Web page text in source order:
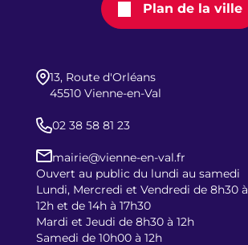
Plan de la ville
13, Route d'Orléans
45510 Vienne-en-Val
02 38 58 81 23
mairie@vienne-en-val.fr
Ouvert au public du lundi au samedi
Lundi, Mercredi et Vendredi de 8h30 à
12h et de 14h à 17h30
Mardi et Jeudi de 8h30 à 12h
Samedi de 10h00 à 12h